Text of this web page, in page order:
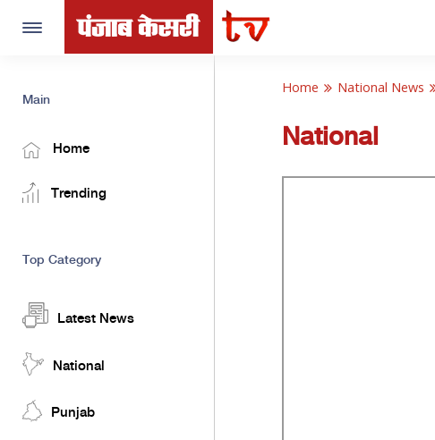
Toggle
Main
Home
Trending
Top Category
Latest News
National
Punjab
Home National News
National